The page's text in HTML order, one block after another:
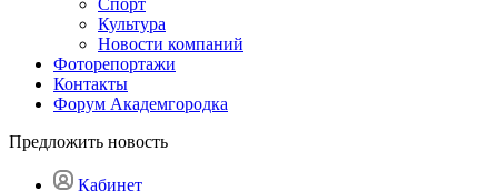
Спорт
Культура
Новости компаний
Фоторепортажи
Контакты
Форум Академгородка
Предложить новость
Кабинет